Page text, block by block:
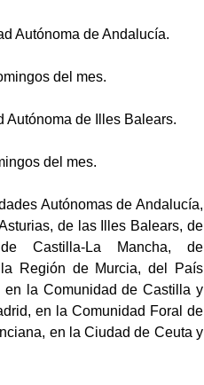
Autónoma de Andalucía.
del mes.
Autónoma de Illes Balears.
del mes.
Autónomas de Andalucía,
de las Illes Balears, de
Castilla-La Mancha, de
Región de Murcia, del País
la Comunidad de Castilla y
en la Comunidad Foral de
en la Ciudad de Ceuta y